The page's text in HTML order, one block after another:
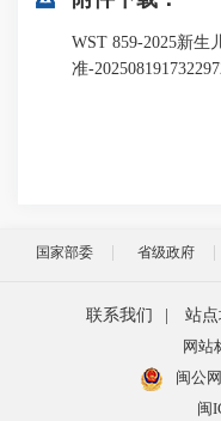
WST 859-2025新生
准-
国家部委 省级政府
联系我们 站点
网站
闽公
闽